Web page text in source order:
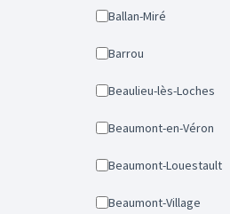
Ballan-Miré
Barrou
Beaulieu-lès-Loches
Beaumont-en-Véron
Beaumont-Louestault
Beaumont-Village